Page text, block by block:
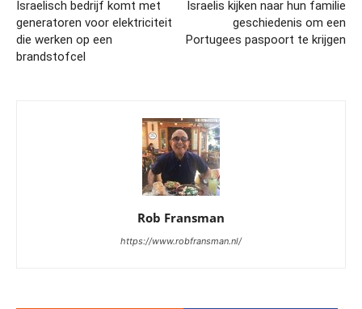
Israelisch bedrijf komt met
generatoren voor elektriciteit
die werken op een
brandstofcel
Israelis kijken naar hun familie
geschiedenis om een
Portugees paspoort te krijgen
Rob Fransman
https://www.robfransman.nl/